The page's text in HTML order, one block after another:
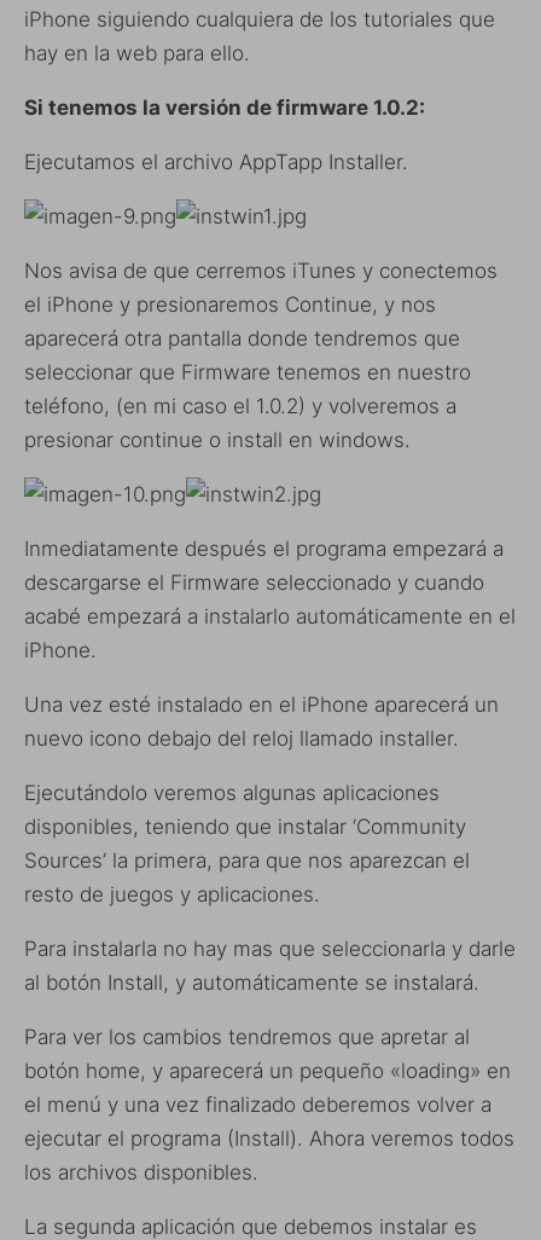
iPhone siguiendo cualquiera de los tutoriales que
hay en la web para ello.
Si tenemos la versión de firmware 1.0.2:
Ejecutamos el archivo AppTapp Installer.
Nos avisa de que cerremos iTunes y conectemos
el iPhone y presionaremos Continue, y nos
aparecerá otra pantalla donde tendremos que
seleccionar que Firmware tenemos en nuestro
teléfono, (en mi caso el 1.0.2) y volveremos a
presionar continue o install en windows.
Inmediatamente después el programa empezará a
descargarse el Firmware seleccionado y cuando
acabé empezará a instalarlo automáticamente en el
iPhone.
Una vez esté instalado en el iPhone aparecerá un
nuevo icono debajo del reloj llamado installer.
Ejecutándolo veremos algunas aplicaciones
disponibles, teniendo que instalar ‘Community
Sources’ la primera, para que nos aparezcan el
resto de juegos y aplicaciones.
Para instalarla no hay mas que seleccionarla y darle
al botón Install, y automáticamente se instalará.
Para ver los cambios tendremos que apretar al
botón home, y aparecerá un pequeño «loading» en
el menú y una vez finalizado deberemos volver a
ejecutar el programa (Install). Ahora veremos todos
los archivos disponibles.
La segunda aplicación que debemos instalar es